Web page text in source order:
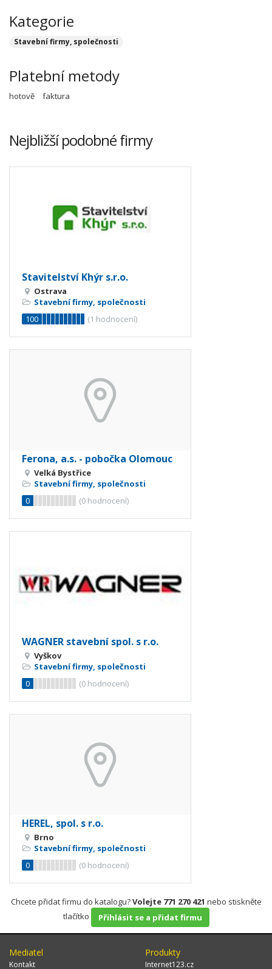
Kategorie
Stavební firmy, společnosti
Platební metody
hotově faktura
Nejbližší podobné firmy
Stavitelství Khýr s.r.o.
Ostrava
Stavební firmy, společnosti
100
(1 hodnocení)
Ferona, a.s. - pobočka Olomouc
Velká Bystřice
Stavební firmy, společnosti
0
(0 hodnocení)
WAGNER stavební spol. s r.o.
Vyškov
Stavební firmy, společnosti
0
(0 hodnocení)
HEREL, spol. s r.o.
Brno
Stavební firmy, společnosti
0
(0 hodnocení)
Chcete přidat firmu do katalogu?Volejte 771 270 421 nebo stiskněte
tlačítko
Přihlásit se a přidat firmu
Mediatel
Kontakt
Produkty
Internet123.cz